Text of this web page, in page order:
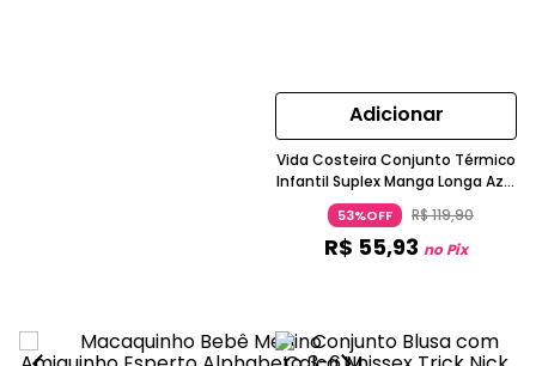
Adicionar
Vida Costeira Conjunto Térmico
Infantil Suplex Manga Longa Azul
Claro
53%OFF R$119,90
R$ 55,93 no Pix